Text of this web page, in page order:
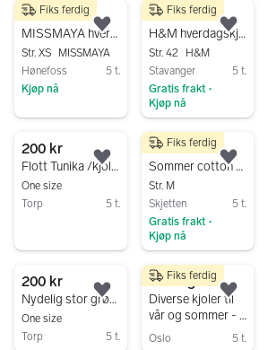
300 kr
MISSMAYA hverdagskjole XS svart med blomster
Str. XS
MISSMAYA
Hønefoss
5 t.
Kjøp nå
Fiks ferdig
Legg til som favoritt.
Gå til annonsen
100 kr
H&M hverdagskjole størrelse 42
Str. 42
H&M
Stavanger
5 t.
Gratis frakt •
Kjøp nå
Fiks ferdig
200 kr
Flott Tunika /kjole med glitter skull, pluz zize
One size
Torp
5 t.
Legg til som favoritt.
300 kr
Sommer cotton fra Limelight
Str. M
Skjetten
5 t.
Gratis frakt •
Kjøp nå
Fiks ferdig
200 kr
Nydelig stor grønn kjole . pluz zize. Sommertilbud
One size
Torp
5 t.
Legg til som favoritt.
Til salgs
Diverse kjoler til
vår og sommer - 6
kjoler
Oslo 5 t.
Fiks ferdig